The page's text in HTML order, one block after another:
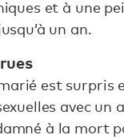
et à une
un an.
est surpris
avec un
à la mort